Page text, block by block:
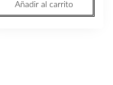
Añadir al carrito